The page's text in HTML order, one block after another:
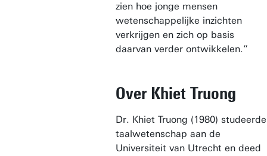
zien hoe jonge mensen
wetenschappelijke inzichten
verkrijgen en zich op basis
daarvan verder ontwikkelen.”
Over Khiet Truong
Dr. Khiet Truong (1980) studeerde
taalwetenschap aan de
Universiteit van Utrecht en deed